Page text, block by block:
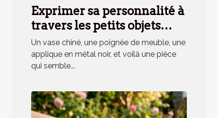
Exprimer sa personnalité à
travers les petits objets
déco, mythe ou réalité ?
Un vase chiné, une poignée de meuble, une
applique en métal noir, et voilà une pièce
qui semble...